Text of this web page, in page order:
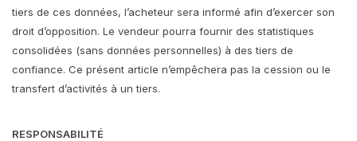
tiers de ces données, l’acheteur sera informé afin d’exercer son
droit d’opposition. Le vendeur pourra fournir des statistiques
consolidées (sans données personnelles) à des tiers de
confiance. Ce présent article n’empêchera pas la cession ou le
transfert d’activités à un tiers.
RESPONSABILITÉ